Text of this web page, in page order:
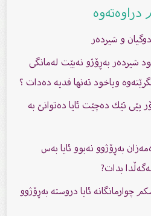
و شیردەر
شیردەر بەڕۆژو نەبێت لەمانگی
ویاخود تەنها فدیە دەدات ؟
تێك دەچێت ئایا دەتوانێ بە
بەڕۆژوو نەبوو ئایا بەس
بدات?
ئایا دروستە بەڕۆژوو